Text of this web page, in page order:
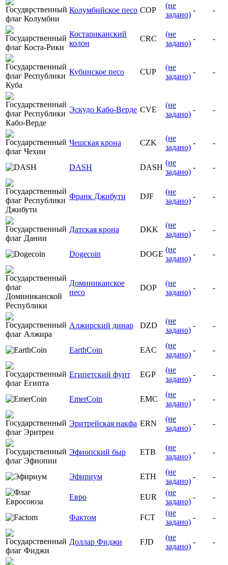
Колумбийское песо COP
(не
задано)
- -
Костариканский
колон
CRC
(не
задано)
- -
Кубинское песо CUP
(не
задано)
- -
Эскудо Кабо-Верде CVE
(не
задано)
- -
Чешская крона CZK
(не
задано)
- -
DASH DASH
(не
задано)
- -
Франк Джибути DJF
(не
задано)
- -
Датская крона DKK
(не
задано)
- -
Dogecoin DOGE
(не
задано)
- -
Доминиканское
песо
DOP
(не
задано)
- -
Алжирский динар DZD
(не
задано)
- -
EarthCoin EAC
(не
задано)
- -
Египетский фунт EGP
(не
задано)
- -
EmerCoin EMC
(не
задано)
- -
Эритрейская накфа ERN
(не
задано)
- -
Эфиопский быр ETB
(не
задано)
- -
Эфириум ETH
(не
задано)
- -
Евро EUR
(не
задано)
- -
Фактом FCT
(не
задано)
- -
Доллар Фиджи FJD
(не
задано)
- -